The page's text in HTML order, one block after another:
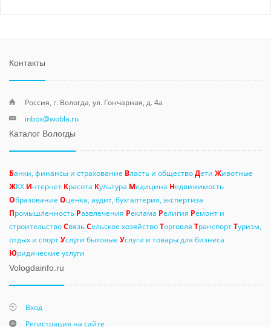
Контакты
Россия, г. Вологда, ул. Гончарная, д. 4а
inbox@wobla.ru
Каталог Вологды
Банки, финансы и страхование Власть и обществоДети Животные
ЖКХ Интернет Красота Культура Медицина Недвижимость
Образование Оценка, аудит, бухгалтерия, экспертиза
Промышленность Развлечения Реклама Религия Ремонт и
строительствоСвязьСельское хозяйствоТорговля ТранспортТуризм,
отдых и спортУслуги бытовые Услуги и товары для бизнеса
Юридические услуги
Vologdainfo.ru
Вход
Регистрация на сайте